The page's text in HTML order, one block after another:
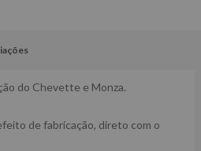
do Chevette e Monza.
de fabricação, direto com o